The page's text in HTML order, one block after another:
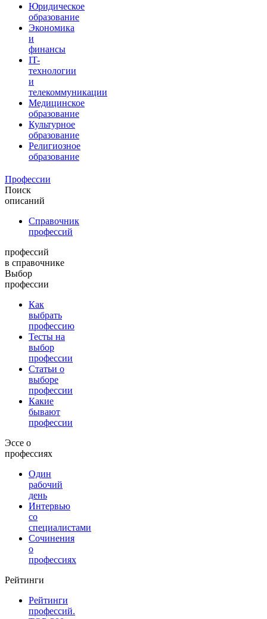
Юридическое
образование
Экономика
и
финансы
IT-
технологии
и
телекоммуникации
Медицинское
образование
Культурное
образование
Религиозное
образование
Профессии
Поиск
описаний
Справочник
профессий
профессий
в справочнике
Выбор
профессии
Как
выбрать
профессию
Тесты на
выбор
профессии
Статьи о
выборе
профессии
Какие
бывают
профессии
Эссе о
профессиях
Один
рабочий
день
Интервью
со
специалистами
Сочинения
о
профессиях
Рейтинги
Рейтинги
профессий.